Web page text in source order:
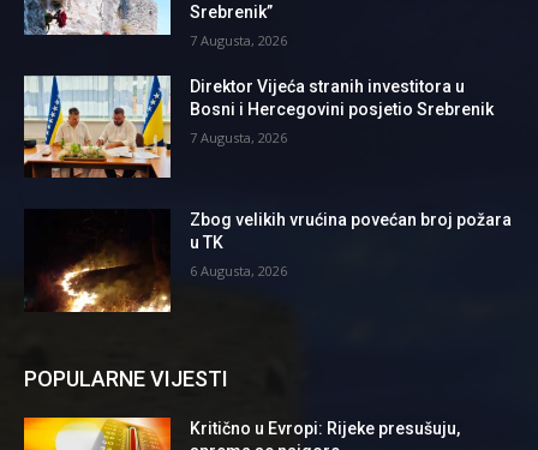
Srebrenik”
7 Augusta, 2026
Direktor Vijeća stranih investitora u
Bosni i Hercegovini posjetio Srebrenik
7 Augusta, 2026
Zbog velikih vrućina povećan broj požara
u TK
6 Augusta, 2026
POPULARNE VIJESTI
Kritično u Evropi: Rijeke presušuju,